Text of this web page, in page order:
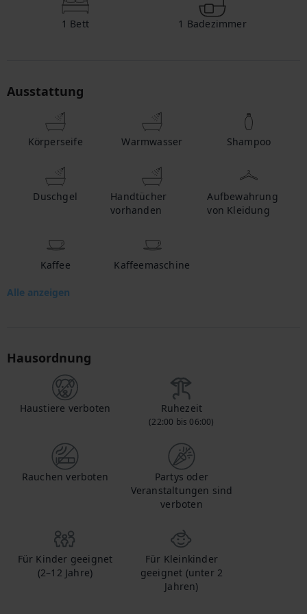
1 Bett 1 Badezimmer
Ausstattung
Körperseife Warmwasser Shampoo
Duschgel
Handtücher
vorhanden
Aufbewahrung
von Kleidung
Kaffee Kaffeemaschine
Alle anzeigen
Hausordnung
Haustiere verboten Ruhezeit
(22:00 bis 06:00)
Rauchen verboten
Partys oder
Veranstaltungen sind
verboten
Für Kinder geeignet
(2–12 Jahre)
Für Kleinkinder
geeignet (unter 2
Jahren)